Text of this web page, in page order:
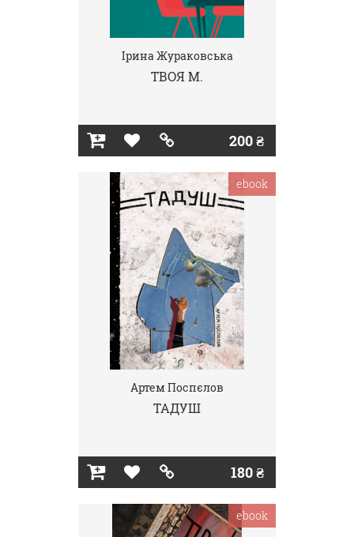
Ірина Жураковська
ТВОЯ М.
200 ₴
Артем Поспєлов
ТАДУШ
180 ₴
ebook
ebook